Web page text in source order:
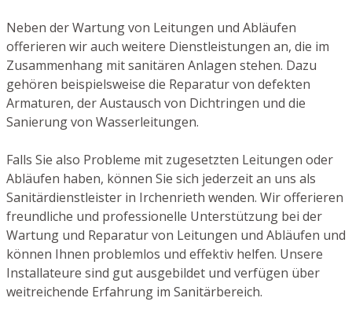
Neben der Wartung von Leitungen und Abläufen
offerieren wir auch weitere Dienstleistungen an, die im
Zusammenhang mit sanitären Anlagen stehen. Dazu
gehören beispielsweise die Reparatur von defekten
Armaturen, der Austausch von Dichtringen und die
Sanierung von Wasserleitungen.
Falls Sie also Probleme mit zugesetzten Leitungen oder
Abläufen haben, können Sie sich jederzeit an uns als
Sanitärdienstleister in Irchenrieth wenden. Wir offerieren
freundliche und professionelle Unterstützung bei der
Wartung und Reparatur von Leitungen und Abläufen und
können Ihnen problemlos und effektiv helfen. Unsere
Installateure sind gut ausgebildet und verfügen über
weitreichende Erfahrung im Sanitärbereich.